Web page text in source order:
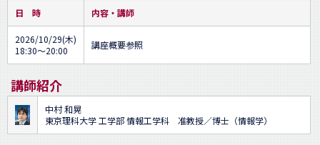
日 時 内容・講師
2026/10/29(木)
18:30～20:00
講座概要参照
講師紹介
中村 和晃
東京理科大学 工学部 情報工学科 准教授／博士（情報学）